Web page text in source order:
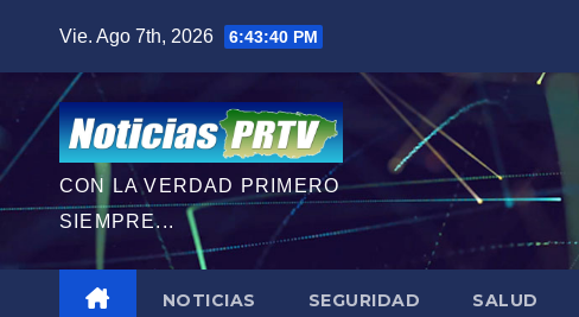
contenido
Vie. Ago 7th, 2026 6:43:41 PM
CON LA VERDAD PRIMERO
SIEMPRE...
NOTICIAS SEGURIDAD SALUD